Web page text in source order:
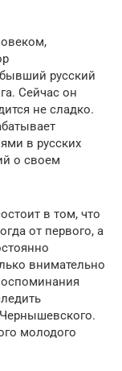
русский
Сейчас он
не сладко.
в русских
о своем
в том, что
от первого, а
внимательно
молодого